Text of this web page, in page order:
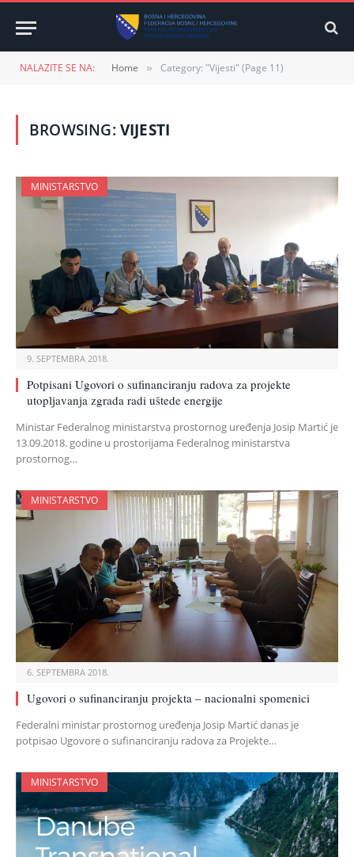
NALAZITE SE NA: Home » Category: "Vijesti" (Page 11)
BROWSING: VIJESTI
MINISTARSTVO
9. SEPTEMBRA 2018.
Potpisani Ugovori o sufinanciranju radova za projekte
utopljavanja zgrada radi uštede energije
Ministar Federalnog ministarstva prostornog uređenja Josip Martić je
13.09.2018. godine u prostorijama Federalnog ministarstva
prostornog…
MINISTARSTVO
6. SEPTEMBRA 2018.
Ugovori o sufinanciranju projekta – nacionalni spomenici
Federalni ministar prostornog uređenja Josip Martić danas je
potpisao Ugovore o sufinanciranju radova za Projekte…
MINISTARSTVO